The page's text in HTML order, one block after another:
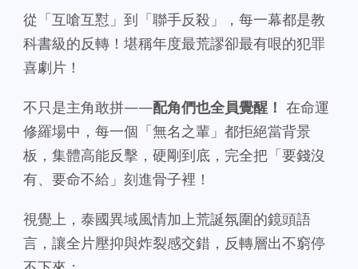
從「互嗆互懟」到「聯手反殺」，每一幕都是教
科書級的反轉！堪稱年度最荒謬卻最有哏的犯罪
喜劇片！
不只是主角敢拼——配角們也全員覺醒！ 在命運
修羅場中，每一個「無名之輩」都拒絕當背景
板，集體高能反擊，硬剛到底，完全把「要錢沒
有、要命不給」刻進骨子裡！
視覺上，泰國異域風情加上荒誕氛圍的鏡頭語
言，讓全片壓抑與炸裂感交錯，反轉層出不窮停